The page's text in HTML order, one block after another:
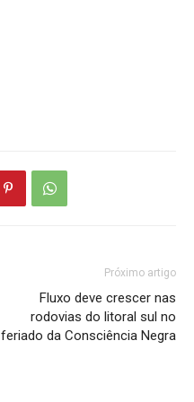
Próximo artigo
Fluxo deve crescer nas
rodovias do litoral sul no
feriado da Consciência Negra